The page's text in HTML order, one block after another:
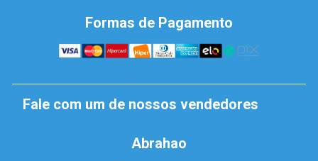
Formas de Pagamento
Fale com um de nossos vendedores
Abrahao